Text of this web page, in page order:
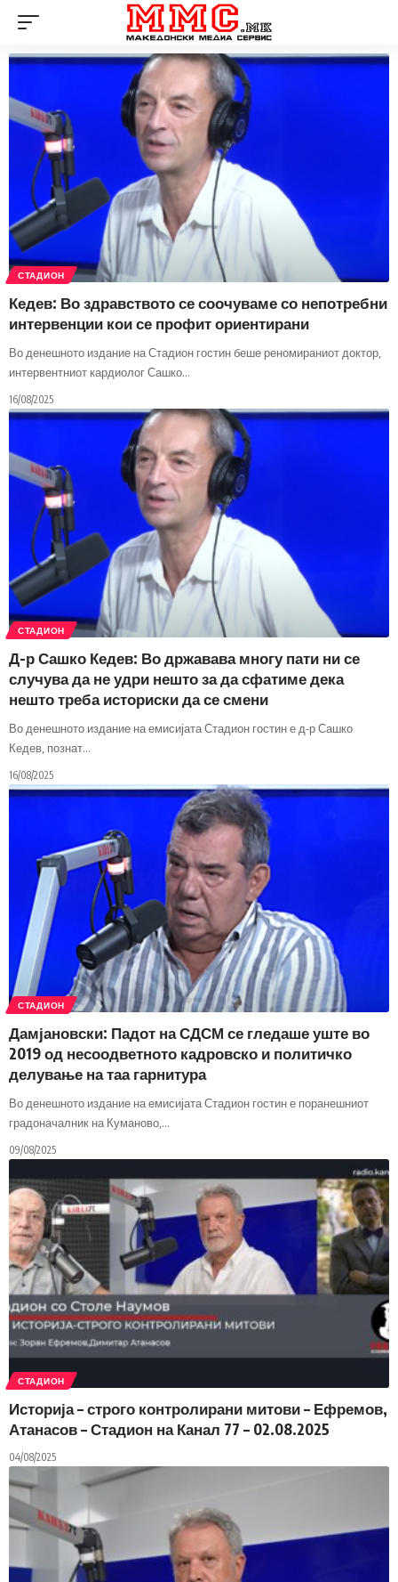
СТАДИОН
Кедев: Во здравството се соочуваме со непотребни
интервенции кои се профит ориентирани
Во денешното издание на Стадион гостин беше реномираниот доктор,
интервентниот кардиолог Сашко…
16/08/2025
СТАДИОН
Д-р Сашко Кедев: Во државава многу пати ни се
случува да не удри нешто за да сфатиме дека
нешто треба историски да се смени
Во денешното издание на емисијата Стадион гостин е д-р Сашко
Кедев, познат…
16/08/2025
СТАДИОН
Дамјановски: Падот на СДСМ се гледаше уште во
2019 од несоодветното кадровско и политичко
делување на таа гарнитура
Во денешното издание на емисијата Стадион гостин е поранешниот
градоначалник на Куманово,…
09/08/2025
СТАДИОН
Историја – строго контролирани митови – Ефремов,
Атанасов – Стадион на Канал 77 – 02.08.2025
04/08/2025